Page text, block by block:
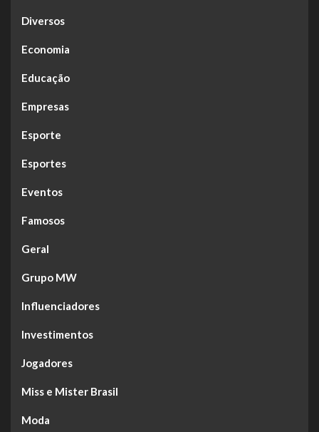
Diversos
Economia
Educação
Empresas
Esporte
Esportes
Eventos
Famosos
Geral
Grupo MW
Influenciadores
Investimentos
Jogadores
Miss e Mister Brasil
Moda